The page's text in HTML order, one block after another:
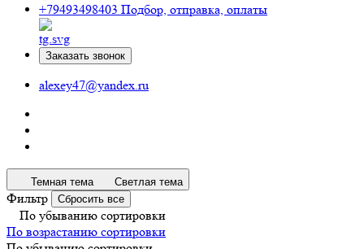
+79493498403 Подбор, отправка, оплаты
Заказать звонок
alexey47@yandex.ru
Темная тема Светлая тема
Фильтр Сбросить все
По убыванию сортировки
По возрастанию сортировки